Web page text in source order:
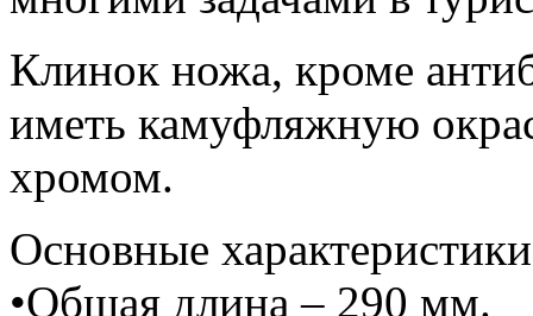
Клинок ножа, кроме
иметь камуфляжную
хромом.
Основные характеристики
•Общая длина – 290 мм.